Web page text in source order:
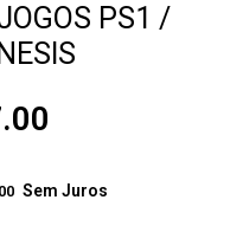
PS1 /
Sem Juros